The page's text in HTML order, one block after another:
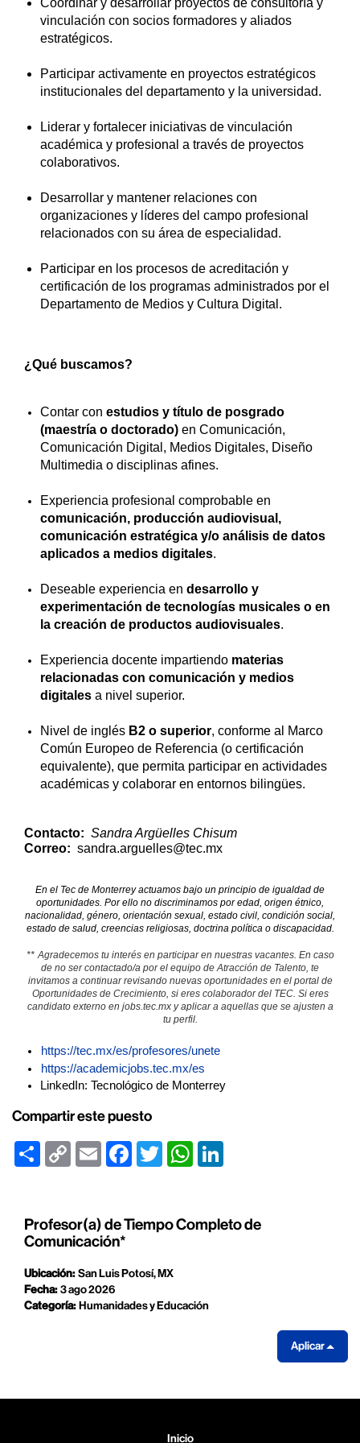
vinculación con socios formadores y aliados
estratégicos.
Participar activamente en proyectos estratégicos
institucionales del departamento y la universidad.
Liderar y fortalecer iniciativas de vinculación
académica y profesional a través de proyectos
colaborativos.
Desarrollar y mantener relaciones con
organizaciones y líderes del campo profesional
relacionados con su área de especialidad.
Participar en los procesos de acreditación y
certificación de los programas administrados por el
Departamento de Medios y Cultura Digital.
¿Qué buscamos?
Contar con estudios y título de posgrado
(maestría o doctorado) en Comunicación,
Comunicación Digital, Medios Digitales, Diseño
Multimedia o disciplinas afines.
Experiencia profesional comprobable en
comunicación, producción audiovisual,
comunicación estratégica y/o análisis de datos
aplicados a medios digitales.
Deseable experiencia en desarrollo y
experimentación de tecnologías musicales o en
la creación de productos audiovisuales.
Experiencia docente impartiendo materias
relacionadas con comunicación y medios
digitales a nivel superior.
Nivel de inglés B2 o superior, conforme al Marco
Común Europeo de Referencia (o certificación
equivalente), que permita participar en actividades
académicas y colaborar en entornos bilingües.
Contacto: Sandra Argüelles Chisum
Correo: sandra.arguelles@tec.mx
En el Tec de Monterrey actuamos bajo un principio de igualdad de
oportunidades. Por ello no discriminamos por edad, origen étnico,
nacionalidad, género, orientación sexual, estado civil, condición social,
estado de salud, creencias religiosas, doctrina política o discapacidad.
** Agradecemos tu interés en participar en nuestras vacantes. En caso
de no ser contactado/a por el equipo de Atracción de Talento, te
invitamos a continuar revisando nuevas oportunidades en el portal de
Oportunidades de Crecimiento, si eres colaborador del TEC. Si eres
candidato externo en jobs.tec.mx y aplicar a aquellas que se ajusten a
tu perfil.
https://tec.mx/es/profesores/unete
https://academicjobs.tec.mx/es
LinkedIn: Tecnológico de Monterrey
Compartir este puesto
Share
Copy
Link
Email FacebookTwitter WhatsApp
Profesor(a) de Tiempo Completo de
Comunicación*
Ubicación:San Luis Potosí, MX
Fecha:3 ago 2026
Categoría:Humanidades y Educación
Aplicar
Inicio